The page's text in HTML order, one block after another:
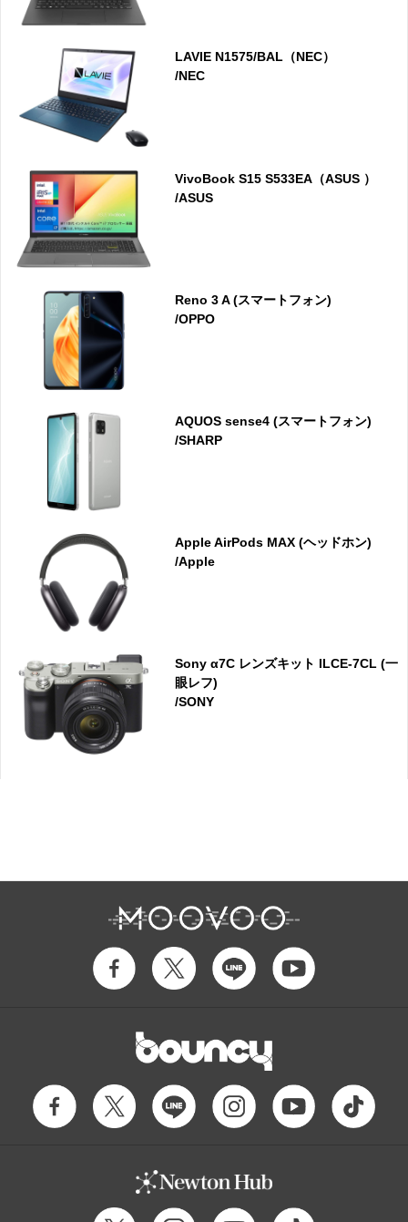
LAVIE N1575/BAL（NEC）
/NEC
VivoBook S15 S533EA（ASUS ）
/ASUS
Reno 3 A (スマートフォン)
/OPPO
AQUOS sense4 (スマートフォン)
/SHARP
Apple AirPods MAX (ヘッドホン)
/Apple
Sony α7C レンズキット ILCE-7CL (一
眼レフ)
/SONY